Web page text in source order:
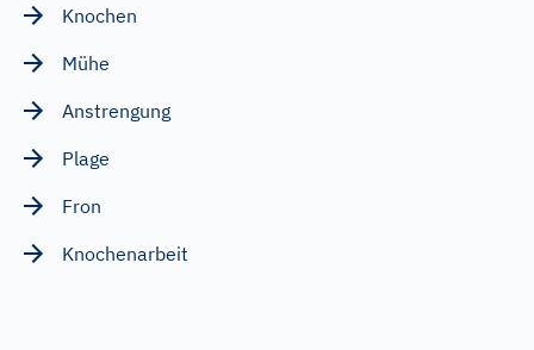
Knochen
Mühe
Anstrengung
Plage
Fron
Knochenarbeit